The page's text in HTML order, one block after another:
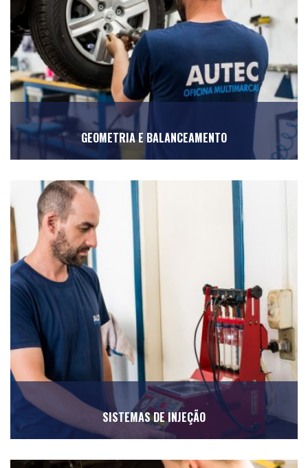
GEOMETRIA E BALANCEAMENTO
SISTEMAS DE INJEÇÃO